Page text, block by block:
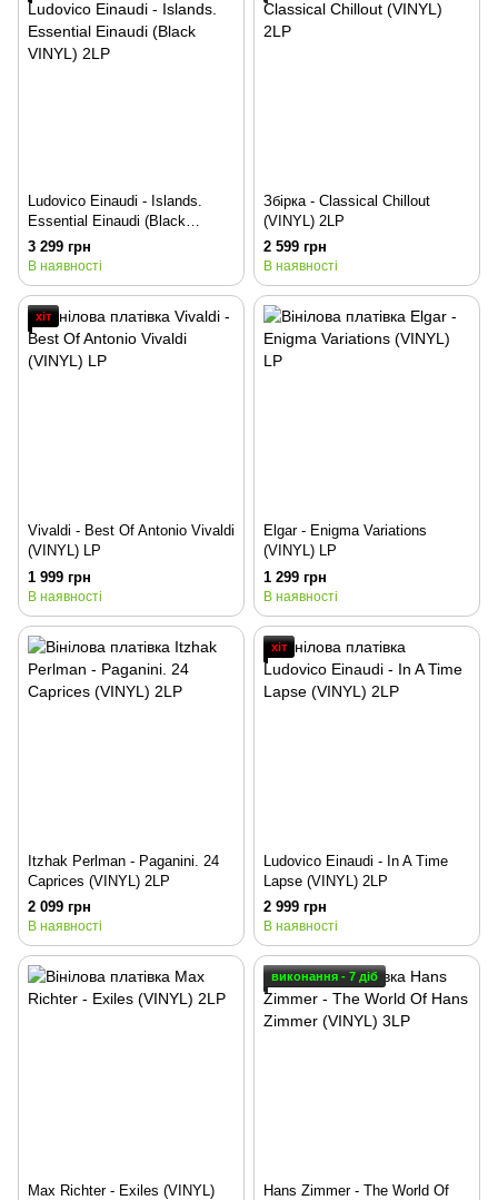
Ludovico Einaudi - Islands.
Essential Einaudi (Black
VINYL) 2LP
3 299 грн
В наявності
Збірка - Classical Chillout
(VINYL) 2LP
2 599 грн
В наявності
хіт
Vivaldi - Best Of Antonio Vivaldi
(VINYL) LP
1 999 грн
В наявності
Elgar - Enigma Variations
(VINYL) LP
1 299 грн
В наявності
Itzhak Perlman - Paganini. 24
Caprices (VINYL) 2LP
2 099 грн
В наявності
хіт
Ludovico Einaudi - In A Time
Lapse (VINYL) 2LP
2 999 грн
В наявності
Max Richter - Exiles (VINYL)
виконання - 7 діб
Hans Zimmer - The World Of